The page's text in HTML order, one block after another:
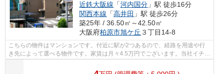
近鉄大阪線 「河内国分 」駅 徒歩16分
関西本線 「高井田 」駅 徒歩26分
築25年 / 36.50㎡～42.50㎡
大阪府柏原市旭ケ丘 ３丁目14-8
こちらの物件はマンションです。付近に駅が2つあるので、経路を用途や行
き先によって選べる物件です。家賃は月々4.5万円でございます。当社イチオ